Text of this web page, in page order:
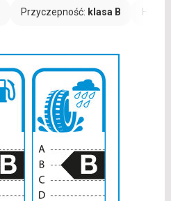
Przyczepność: klasa B Hałas: